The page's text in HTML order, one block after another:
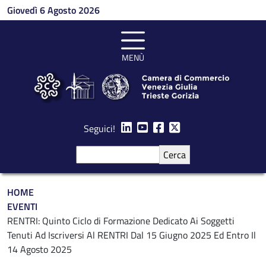
Salta al contenuto principale
Giovedì 6 Agosto 2026
MENÙ
Seguici!
Briciole di pane
HOME
EVENTI
RENTRI: Quinto Ciclo di Formazione Dedicato Ai Soggetti
Tenuti Ad Iscriversi Al RENTRI Dal 15 Giugno 2025 Ed Entro Il
14 Agosto 2025